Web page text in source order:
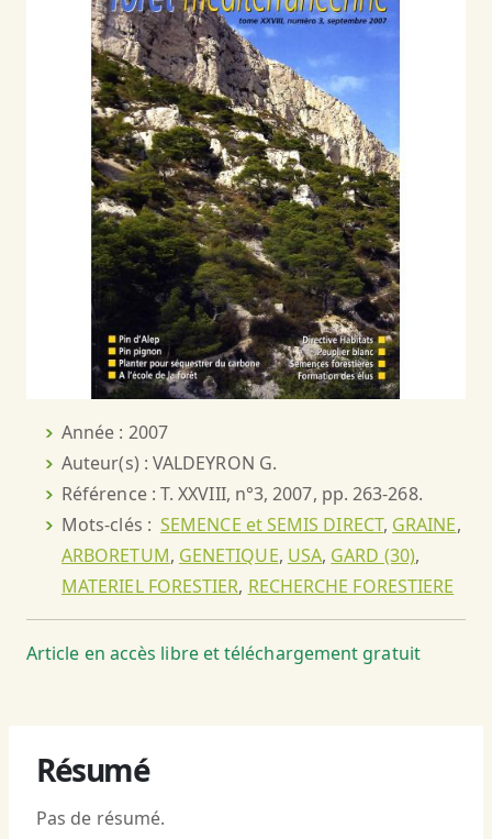
Année : 2007
Auteur(s) : VALDEYRON G.
Référence : T. XXVIII, n°3, 2007, pp. 263-268.
Mots-clés :SEMENCE et SEMIS DIRECT, GRAINE,
ARBORETUM, GENETIQUE, USA, GARD (30),
MATERIEL FORESTIER, RECHERCHE FORESTIERE
Article en accès libre et téléchargement gratuit
Résumé
Pas de résumé.